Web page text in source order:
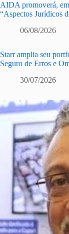
AIDA promoverá,
“Aspectos Jurídicos
06/08/2026
Starr amplia seu
Seguro de Erros e
30/07/2026